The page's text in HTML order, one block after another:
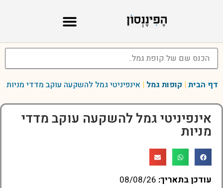
דף הבית | קופות גמל | אינפיניטי גמל להשקעה עוקב מדדי מניות
אינפיניטי גמל להשקעה עוקב מדדי
מניות
עודכן בתאריך: 08/08/26